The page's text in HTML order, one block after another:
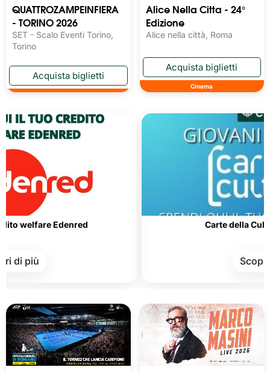
QUATTROZAMPEINFIERA
- TORINO 2026
SET - Scalo Eventi Torino,
Torino
Alice Nella Citta - 24°
Edizione
Alice nella città, Roma
Cinema
Edenred Carte della Cultura e
Scopri di più